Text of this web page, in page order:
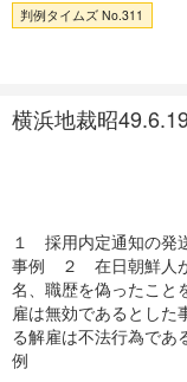
判例タイムズ No.311
横浜地裁昭
１ 採用内定通知の発
事例 ２ 在日朝鮮人が
名、職歴を偽ったこと
雇は無効であるとし
る解雇は不法行為であ
例